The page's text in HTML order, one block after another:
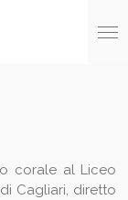
corale al Liceo
Cagliari, diretto